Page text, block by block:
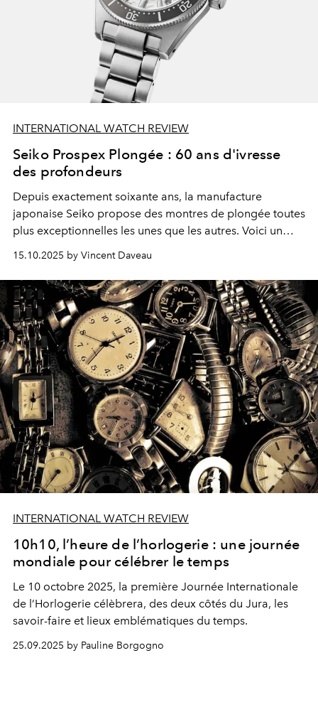
INTERNATIONAL WATCH REVIEW
Seiko Prospex Plongée : 60 ans d'ivresse
des profondeurs
Depuis exactement soixante ans, la manufacture
japonaise Seiko propose des montres de plongée toutes
plus exceptionnelles les unes que les autres. Voici un
aperçu de leur évolution et des collections actuelles qui
en découlent, dont quelques pièces commémoratives
appelées à séduire les collectionneurs.
15.10.2025 by Vincent Daveau
INTERNATIONAL WATCH REVIEW
10h10, l’heure de l’horlogerie : une journée
mondiale pour célébrer le temps
Le 10 octobre 2025, la première Journée Internationale
de l’Horlogerie célèbrera, des deux côtés du Jura, les
savoir-faire et lieux emblématiques du temps.
25.09.2025 by Pauline Borgogno